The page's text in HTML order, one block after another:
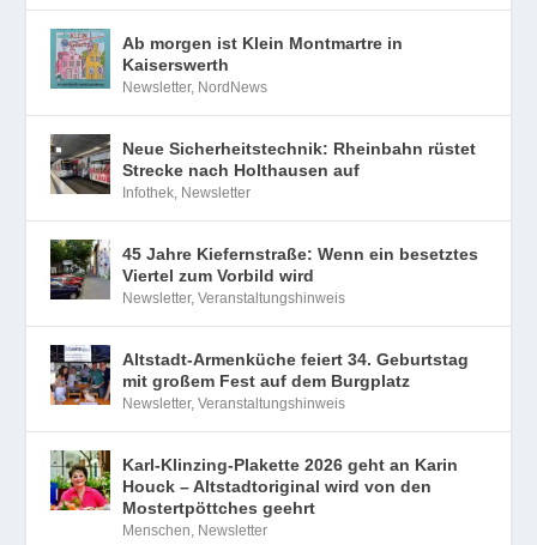
Ab morgen ist Klein Montmartre in
Kaiserswerth
Newsletter, NordNews
Neue Sicherheitstechnik: Rheinbahn rüstet
Strecke nach Holthausen auf
Infothek, Newsletter
45 Jahre Kiefernstraße: Wenn ein besetztes
Viertel zum Vorbild wird
Newsletter,Veranstaltungshinweis
Altstadt-Armenküche feiert 34. Geburtstag
mit großem Fest auf dem Burgplatz
Newsletter,Veranstaltungshinweis
Karl-Klinzing-Plakette 2026 geht an Karin
Houck – Altstadtoriginal wird von den
Mostertpöttches geehrt
Menschen, Newsletter